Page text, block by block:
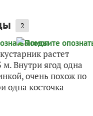
2
растет
Внутри ягод одна
очень похож по
одна косточка